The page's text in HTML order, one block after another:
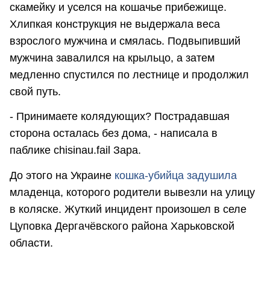
скамейку и уселся на кошачье прибежище.
Хлипкая конструкция не выдержала веса
взрослого мужчина и смялась. Подвыпивший
мужчина завалился на крыльцо, а затем
медленно спустился по лестнице и продолжил
свой путь.
- Принимаете колядующих? Пострадавшая
сторона осталась без дома, - написала в
паблике chisinau.fail Зара.
До этого на Украине кошка-убийца задушила
младенца, которого родители вывезли на улицу
в коляске. Жуткий инцидент произошел в селе
Цуповка Дергачёвского района Харьковской
области.